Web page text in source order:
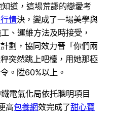
道，這場荒謬的戀愛考
情決，變成了一場美學與
、運維方法及時接受，
劃，協同效力晉「你們兩
突然跳上吧檯，用她那極
。陞60%以上。
電氣化局依托聰明項目
高包養網效完成了甜心寶